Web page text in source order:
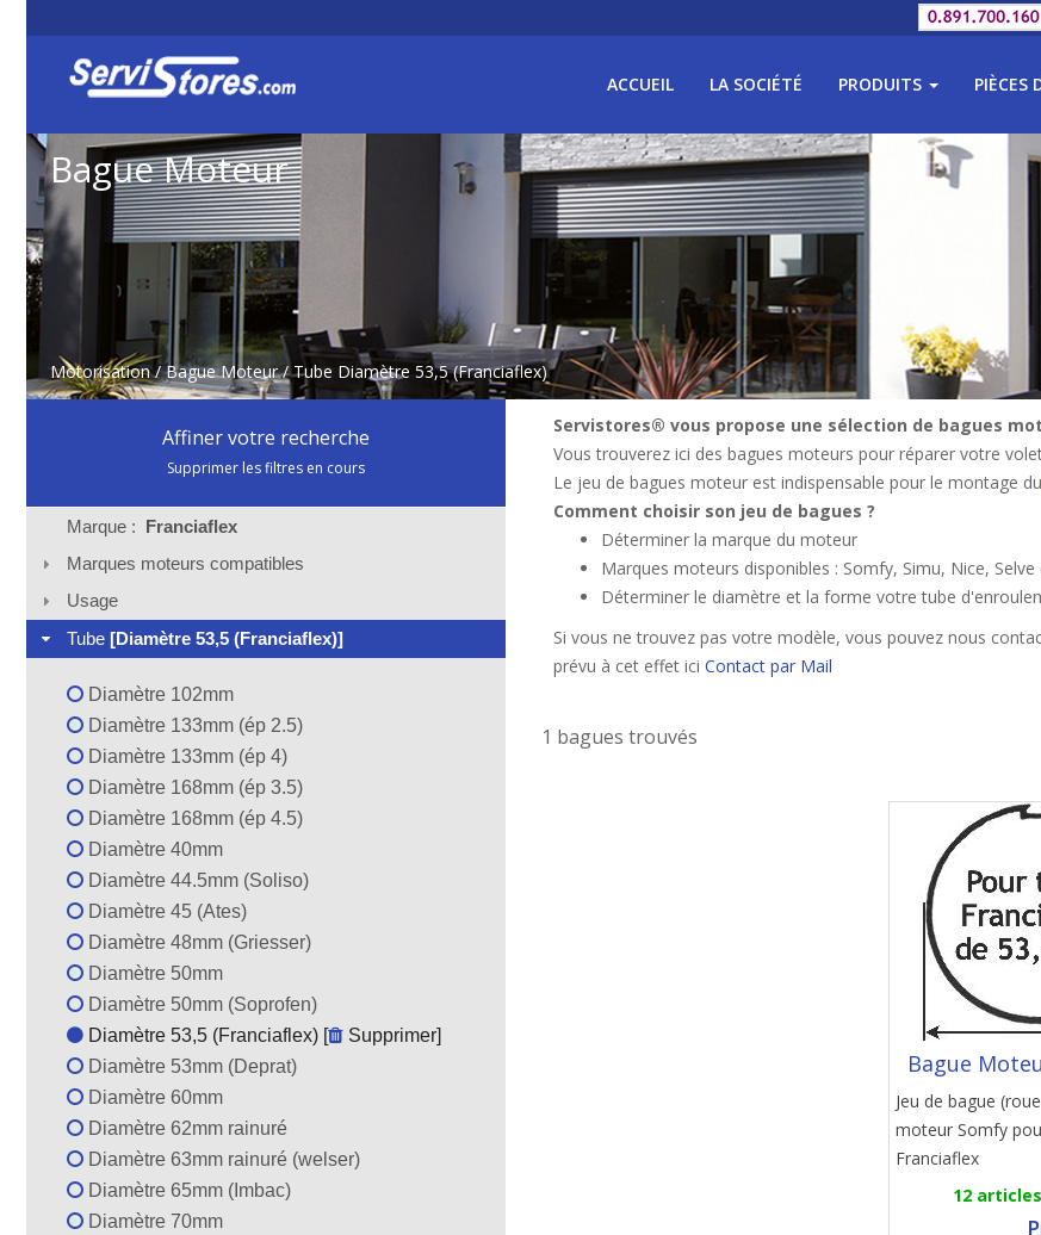
ACCUEIL LA SOCIÉTÉ PRODUITS PIÈCES
Bague Moteur
Motorisation /Bague Moteur / Tube Diamètre 53,5 (Franciaflex)
Affiner votre recherche
Supprimer les filtres en cours
Marque : Franciaflex
Marques moteurs compatibles
Usage
Tube [Diamètre 53,5 (Franciaflex)]
Diamètre 102mm
Diamètre 133mm (ép 2.5)
Diamètre 133mm (ép 4)
Diamètre 168mm (ép 3.5)
Diamètre 168mm (ép 4.5)
Diamètre 40mm
Diamètre 44.5mm (Soliso)
Diamètre 45 (Ates)
Diamètre 48mm (Griesser)
Diamètre 50mm
Diamètre 50mm (Soprofen)
Diamètre 53,5 (Franciaflex) [
Supprimer]
Diamètre 53mm (Deprat)
Diamètre 60mm
Diamètre 62mm rainuré
Diamètre 63mm rainuré (welser)
Diamètre 65mm (Imbac)
Diamètre 70mm
Servistores® vous propose une sélection de bagues
Vous trouverez ici des bagues moteurs pour réparer votre
Le jeu de bagues moteur est indispensable pour le montage du
Comment choisir son jeu de bagues ?
Déterminer la marque du moteur
Marques moteurs disponibles : Somfy, Simu, Nice,
Déterminer le diamètre et la forme votre tube
Si vous ne trouvez pas votre modèle, vous pouvez nous
prévu à cet effet ici Contact par Mail
1 bagues trouvés
Bague
Jeu de bague
moteur Somfy
Franciaflex
12